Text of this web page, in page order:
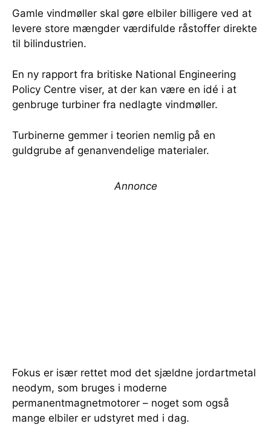
Gamle vindmøller skal gøre elbiler billigere ved at
levere store mængder værdifulde råstoffer direkte
til bilindustrien.
En ny rapport fra britiske National Engineering
Policy Centre viser, at der kan være en idé i at
genbruge turbiner fra nedlagte vindmøller.
Turbinerne gemmer i teorien nemlig på en
guldgrube af genanvendelige materialer.
Annonce
Fokus er især rettet mod det sjældne jordartmetal
neodym, som bruges i moderne
permanentmagnetmotorer – noget som også
mange elbiler er udstyret med i dag.